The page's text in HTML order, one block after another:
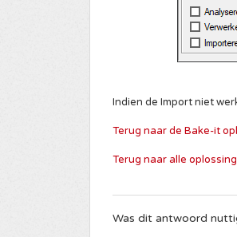
Indien de Import niet
Terug naar de Bake-it
Terug naar alle
Was dit antwoord